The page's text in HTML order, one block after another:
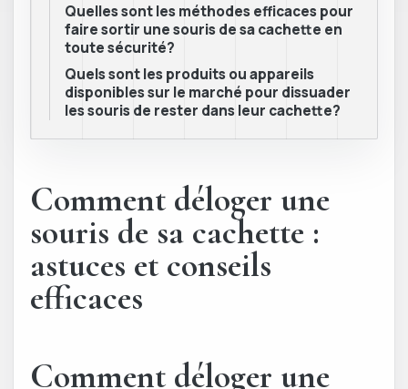
Quelles sont les méthodes efficaces pour
faire sortir une souris de sa cachette en
toute sécurité?
Quels sont les produits ou appareils
disponibles sur le marché pour dissuader
les souris de rester dans leur cachette?
Comment déloger une
souris de sa cachette :
astuces et conseils
efficaces
Comment déloger une